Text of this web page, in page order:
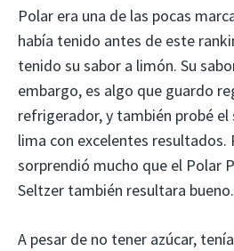
Polar era una de las pocas
había tenido antes de este
tenido su sabor a limón. Su
embargo, es algo que guardo
refrigerador, y también probé el
lima con excelentes
sorprendió mucho que el Polar
Seltzer también resultara bueno.
A pesar de no tener azúcar,